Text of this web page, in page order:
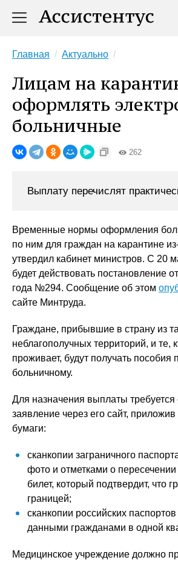
Главная Актуально
Лицам на
оформлять
больничные
262
Выплату перечислят
Временные нормы оформления
по ним для граждан на карантине
утвердил кабинет министров. С 20
будет действовать постановление
года №294. Сообщение об этом
сайте Минтруда.
Граждане, прибывшие в страну из
неблагополучных территорий, и те,
проживает, будут получать пособия
больничному.
Для назначения выплаты
заявление через его сайт,
бумаги:
сканкопии заграничного
фото и отметками о пересечении
билет, который подтвердит, что
границей;
сканкопии российских паспортов
данными гражданами в одной
Медицинское учреждение должно